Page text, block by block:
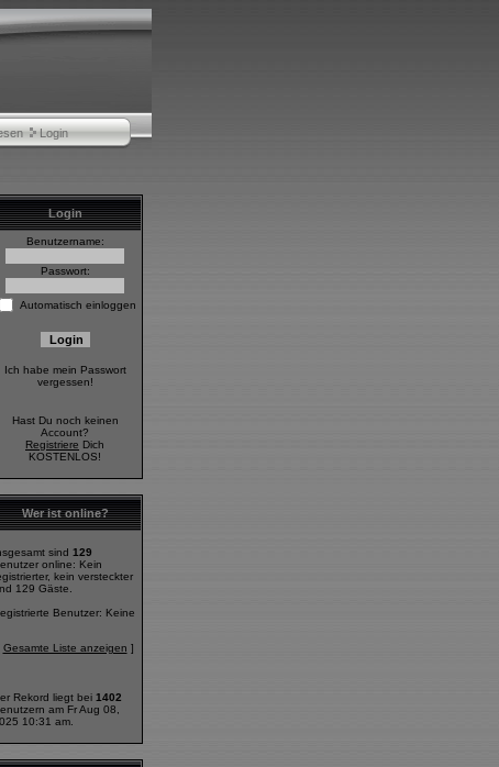
Login
Login
Benutzername:
Passwort:
Automatisch einloggen
Ich habe mein Passwort
vergessen!
Hast Du noch keinen
Account?
Registriere Dich
KOSTENLOS!
Wer ist online?
sind 129
online: Kein
kein versteckter
129 Gäste.
Benutzer: Keine
Gesamte Liste anzeigen ]
Rekord liegt bei 1402
am Fr Aug 08,
10:31 am.